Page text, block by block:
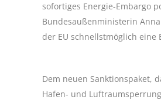
sofortiges Energie-Embargo
Bundesaußenministerin
der EU schnellstmöglich
Dem neuen Sanktionspaket,
Hafen- und